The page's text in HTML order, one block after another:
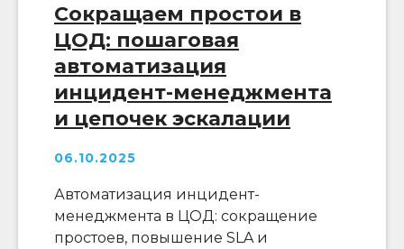
Сокращаем простои в
ЦОД: пошаговая
автоматизация
инцидент-менеджмента
и цепочек эскалации
06.10.2025
Автоматизация инцидент-
менеджмента в ЦОД: сокращение
простоев, повышение SLA и